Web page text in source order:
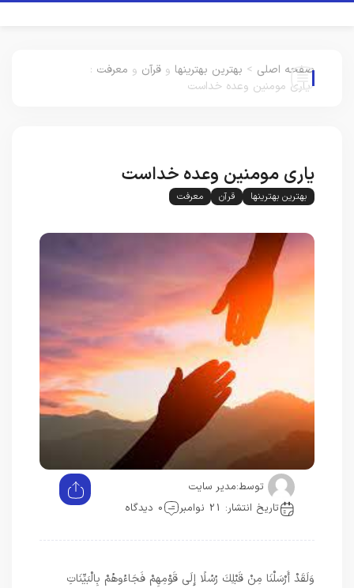
صفحه اصلی > بهترین بهترینها و قرآن و معرفت :
یاری مومنین وعده خداست
یاری مومنین وعده خداست
بهترین بهترینها قرآن معرفت
توسط:مدیر سایت
تاریخ انتشار: 21 نوامبر
0 دیدگاه
وَلَقَدْ أَرْسَلْنَا مِنْ قَبْلِكَ رُسُلًا إِلَى قَوْمِهِمْ فَجَاءُوهُمْ بِالْبَيِّنَاتِ